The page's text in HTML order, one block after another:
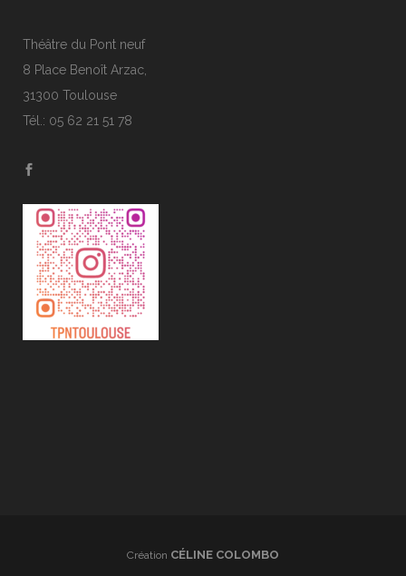
Théâtre du Pont neuf
8 Place Benoît Arzac,
31300 Toulouse
Tél.: 05 62 21 51 78
Création CÉLINE COLOMBO